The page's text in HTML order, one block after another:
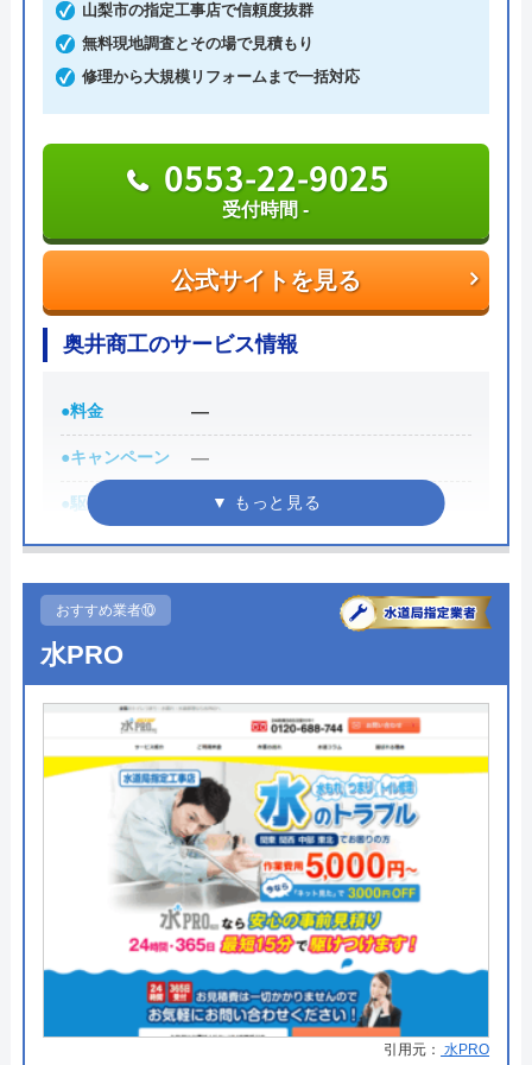
口コミが遅くなってしまいましたが、大変お
世話になりました。 丁寧かつ親切でわかり
しても心良く受けて頂きました。またよろし
くお願いします。
Googleクチコミを見る
います。
相談の受付は24時間体制かつ365日対応しており、
ん。
さらに最短15分での駆けつけで非常にスピーディな
対応を強みとしており、安心かつ心強い業者でもあ
ります。
創業21年の中で累計100万件以上もの相談実績を持
っており、豊富な経験に基づく高い技術力で高品質
0120-579-007
受付時間 24時間
水道修理ルートの基本情報
運営会社 株式会社クリーンライフ
元村祐次
〒564-0052
大阪府吹田市広芝町6-10
対応エリア 全国
水道修理ルートのクチコミ on
4.8（410件のクチコミ）
※クチコミの内容について
山梨市の指定工事店で信頼度抜群
無料現地調査とその場で見積もり
修理から大規模リフォームまで一括対応
公式サイトを見る
0553-22-9025
受付時間 -
奥井商工のサービス情報
●料金 ―
●キャンペーン ―
●駆けつけ時間
●受付時間 ―
●定休日
●出張見積もり
●支払い方法 ―
●累計実績
●保証・保険 ―
詳細は公式HPでご確認ください
奥井商工がおすすめの理由
奥井商工は山梨県山梨市に本社を構え、公共工事や
ご家庭の給排水設備工事を承っている業者です。山
梨市をはじめ、近隣市の上下水道工事指定店として
登録されているので安心して工事を依頼することが
おすすめ業者⑩
水PRO
引用元： 水PRO